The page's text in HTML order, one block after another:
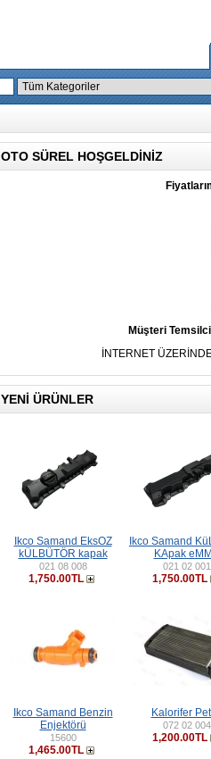
OTO SÜREL HOŞGELDINIZ
Müşteri
İNTERNET
YENI ÜRÜNLER
Ikco Samand EksOZ
kÜLBÜTÖR kapak
021 08 008
1,750.00TL
Ikco Samand
KApak
021 02 001
1,750.00TL
Ikco Samand Benzin
Enjektörü
15600
1,465.00TL
Kalorifer
072 02 004
1,200.00TL